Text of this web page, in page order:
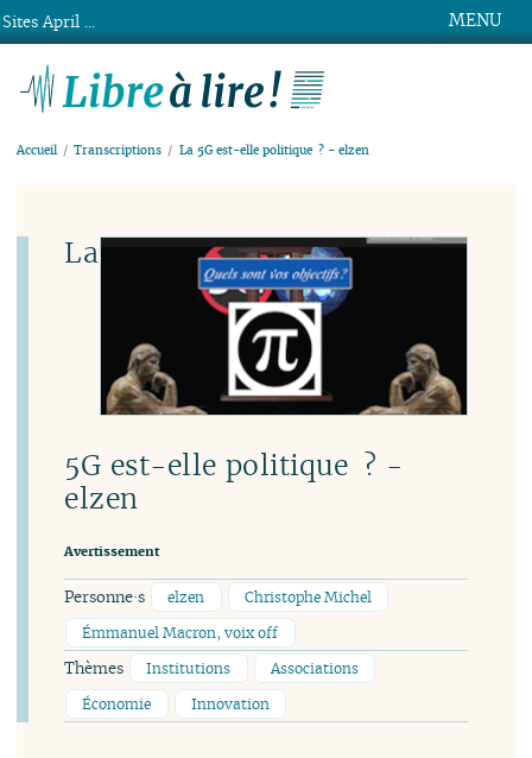
MENU
Accueil Transcriptions La 5G est-elle politique ? - elzen
La
5G est-elle politique ? -
elzen
Avertissement
Personne·s elzen
Christophe Michel
Émmanuel Macron, voix off
Thèmes Institutions
Associations
Économie
Innovation
Sites April ...